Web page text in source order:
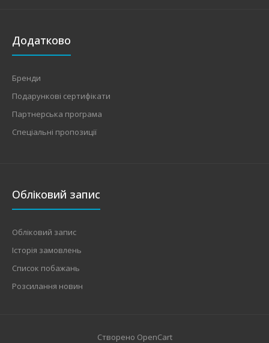
Додатково
Бренди
Подарункові сертифікати
Партнерська програма
Спеціальні пропозиції
Обліковий запис
Обліковий запис
Історія замовлень
Список побажань
Розсилання новин
Створено OpenCart